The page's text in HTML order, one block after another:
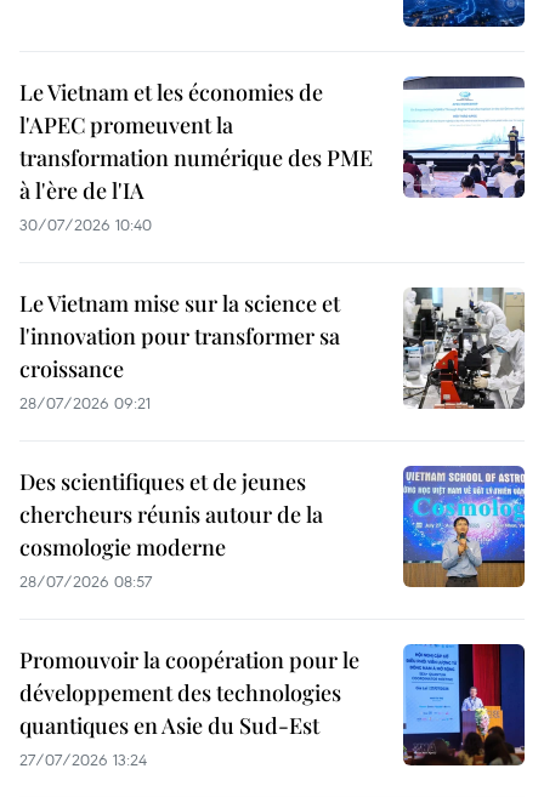
Le Vietnam et les économies de
l'APEC promeuvent la
transformation numérique des PME
à l'ère de l'IA
30/07/2026 10:40
Le Vietnam mise sur la science et
l'innovation pour transformer sa
croissance
28/07/2026 09:21
Des scientifiques et de jeunes
chercheurs réunis autour de la
cosmologie moderne
28/07/2026 08:57
Promouvoir la coopération pour le
développement des technologies
quantiques en Asie du Sud-Est
27/07/2026 13:24